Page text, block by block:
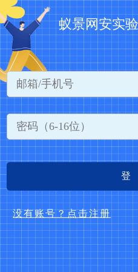
蚁景网安实
登
没有账号？点击注册